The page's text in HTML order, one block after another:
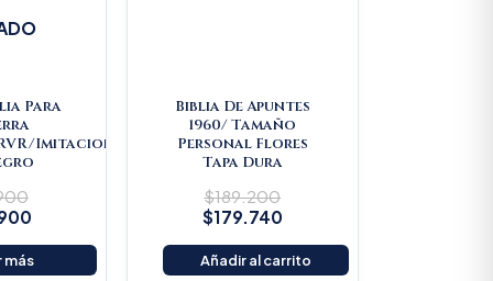
Para
Imitacion
más
Biblia De Apuntes
1960/ Tamaño
Personal Flores
Tapa Dura
$189.200
$179.740
Añadir al carrito